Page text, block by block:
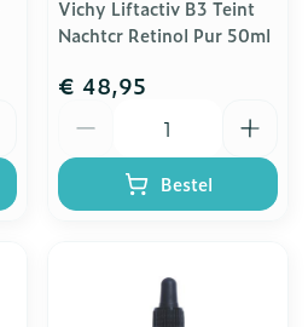
Vichy Liftactiv B3 Teint
Nachtcr Retinol Pur 50ml
€ 48,95
Bestel